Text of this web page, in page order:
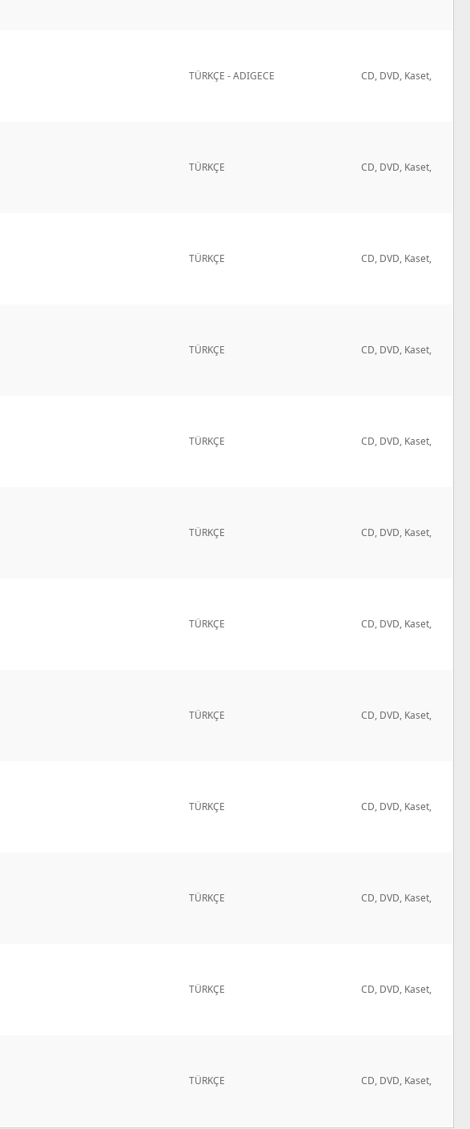
TÜRKÇE - ADIGECE CD, DVD, Kaset,
TÜRKÇE CD, DVD, Kaset,
TÜRKÇE CD, DVD, Kaset,
TÜRKÇE CD, DVD, Kaset,
TÜRKÇE CD, DVD, Kaset,
TÜRKÇE CD, DVD, Kaset,
TÜRKÇE CD, DVD, Kaset,
TÜRKÇE CD, DVD, Kaset,
TÜRKÇE CD, DVD, Kaset,
TÜRKÇE CD, DVD, Kaset,
TÜRKÇE CD, DVD, Kaset,
TÜRKÇE CD, DVD, Kaset,